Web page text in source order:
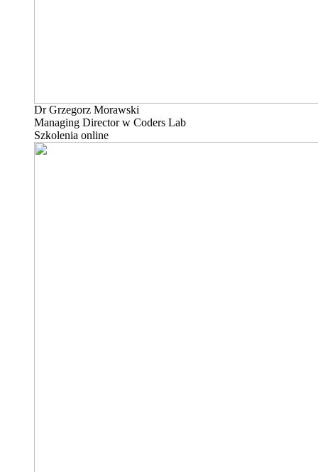
Dr Grzegorz Morawski
Managing Director w Coders Lab
Szkolenia online